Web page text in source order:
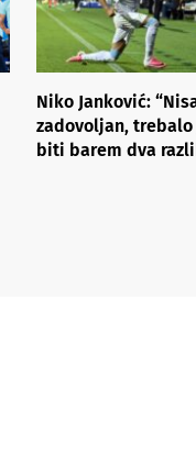
Niko Janković:
zadovoljan,
biti barem dva